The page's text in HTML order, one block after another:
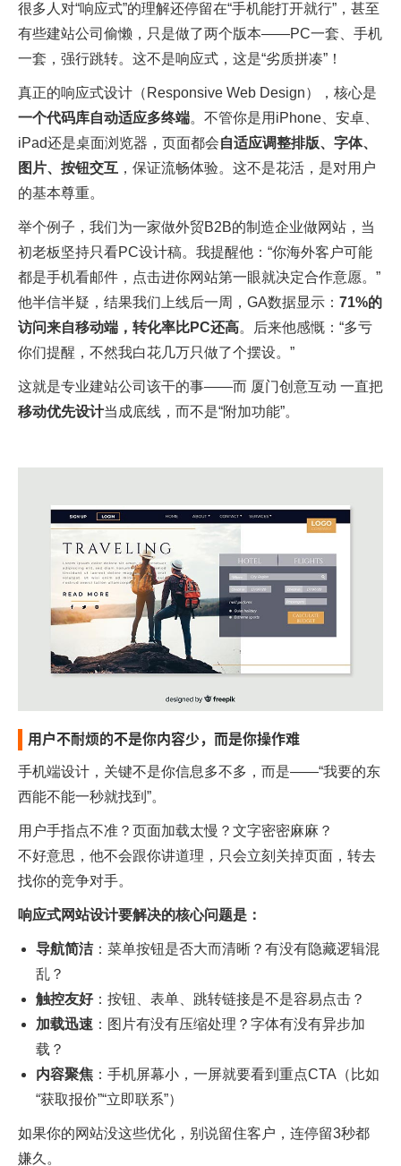
很多人对“响应式”的理解还停留在“手机能打开就行”，甚至
有些建站公司偷懒，只是做了两个版本——PC一套、手机
一套，强行跳转。这不是响应式，这是“劣质拼凑”！
真正的响应式设计（Responsive Web Design），核心是
一个代码库自动适应多终端。不管你是用iPhone、安卓、
iPad还是桌面浏览器，页面都会自适应调整排版、字体、
图片、按钮交互 ，保证流畅体验。这不是花活，是对用户
的基本尊重。
举个例子，我们为一家做外贸B2B的制造企业做网站，当
初老板坚持只看PC设计稿。我提醒他：“你海外客户可能
都是手机看邮件，点击进你网站第一眼就决定合作意愿。”
他半信半疑，结果我们上线后一周，GA数据显示： 71%的
访问来自移动端，转化率比PC还高。后来他感慨：“多亏
你们提醒，不然我白花几万只做了个摆设。”
这就是专业建站公司该干的事——而 厦门创意互动 一直把
移动优先设计当成底线，而不是“附加功能”。
用户不耐烦的不是你内容少，而是你操作难
手机端设计，关键不是你信息多不多，而是——“我要的东
西能不能一秒就找到”。
用户手指点不准？页面加载太慢？文字密密麻麻？
不好意思，他不会跟你讲道理，只会立刻关掉页面，转去
找你的竞争对手。
响应式网站设计要解决的核心问题是：
导航简洁：菜单按钮是否大而清晰？有没有隐藏逻辑混
乱？
触控友好：按钮、表单、跳转链接是不是容易点击？
加载迅速 ：图片有没有压缩处理？字体有没有异步加
载？
内容聚焦 ：手机屏幕小，一屏就要看到重点CTA（比如
“获取报价”“立即联系”）
如果你的网站没这些优化，别说留住客户，连停留3秒都
嫌久。